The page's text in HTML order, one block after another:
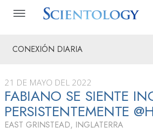
CONEXIÓN DIARIA
21 DE MAYO DEL 2022
FABIANO SE SIENTE
PERSISTENTEMENTE
EAST GRINSTEAD, INGLATERRA